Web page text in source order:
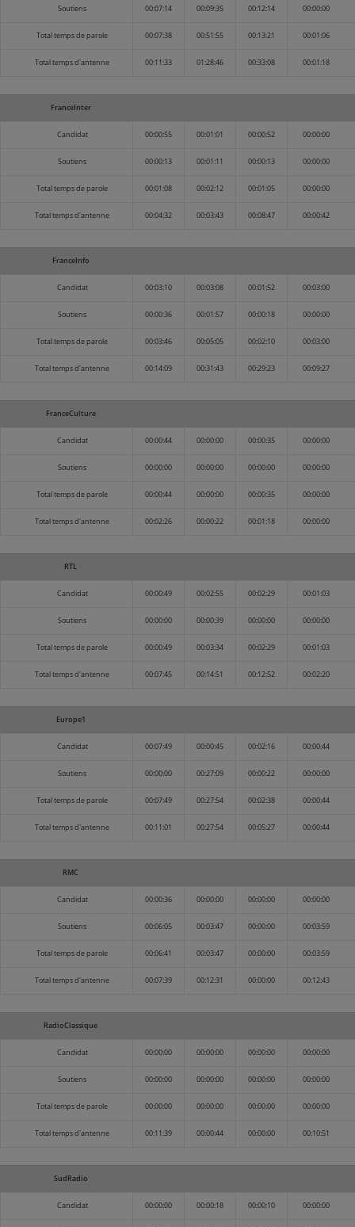
Soutiens 00:07:14 00:09:35 00:12:14 00:00:00
Total temps de parole 00:07:38 00:51:55 00:13:21 00:01:06
Total temps d'antenne 00:11:33 01:28:46 00:33:08 00:01:18
FranceInter
Candidat 00:00:55 00:01:01 00:00:52 00:00:00
Soutiens 00:00:13 00:01:11 00:00:13 00:00:00
Total temps de parole 00:01:08 00:02:12 00:01:05 00:00:00
Total temps d'antenne 00:04:32 00:03:43 00:08:47 00:00:42
FranceInfo
Candidat 00:03:10 00:03:08 00:01:52 00:03:00
Soutiens 00:00:36 00:01:57 00:00:18 00:00:00
Total temps de parole 00:03:46 00:05:05 00:02:10 00:03:00
Total temps d'antenne 00:14:09 00:31:43 00:29:23 00:09:27
FranceCulture
Candidat 00:00:44 00:00:00 00:00:35 00:00:00
Soutiens 00:00:00 00:00:00 00:00:00 00:00:00
Total temps de parole 00:00:44 00:00:00 00:00:35 00:00:00
Total temps d'antenne 00:02:26 00:00:22 00:01:18 00:00:00
RTL
Candidat 00:00:49 00:02:55 00:02:29 00:01:03
Soutiens 00:00:00 00:00:39 00:00:00 00:00:00
Total temps de parole 00:00:49 00:03:34 00:02:29 00:01:03
Total temps d'antenne 00:07:45 00:14:51 00:12:52 00:02:20
Europe1
Candidat 00:07:49 00:00:45 00:02:16 00:00:44
Soutiens 00:00:00 00:27:09 00:00:22 00:00:00
Total temps de parole 00:07:49 00:27:54 00:02:38 00:00:44
Total temps d'antenne 00:11:01 00:27:54 00:05:27 00:00:44
RMC
Candidat 00:00:36 00:00:00 00:00:00 00:00:00
Soutiens 00:06:05 00:03:47 00:00:00 00:03:59
Total temps de parole 00:06:41 00:03:47 00:00:00 00:03:59
Total temps d'antenne 00:07:39 00:12:31 00:00:00 00:12:43
RadioClassique
Candidat 00:00:00 00:00:00 00:00:00 00:00:00
Soutiens 00:00:00 00:00:00 00:00:00 00:00:00
Total temps de parole 00:00:00 00:00:00 00:00:00 00:00:00
Total temps d'antenne 00:11:39 00:00:44 00:00:00 00:10:51
SudRadio
Candidat 00:00:00 00:00:18 00:00:10 00:00:00